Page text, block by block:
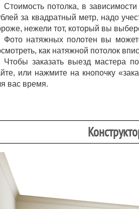
Стоимость потолка, в
за квадратный метр, надо
нежели тот, который вы
Фото натяжных полотен вы
как натяжной потолок
Чтобы заказать выезд мастера
или нажмите на кнопочку
вас время.